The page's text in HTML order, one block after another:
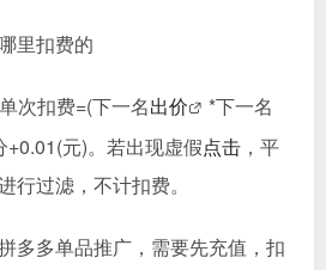
里扣费的
次扣费=(下一名出价
*下一名
+0.01(元)。若出现虚假点击 ，平
行过滤，不计扣费。
多多单品推广，需要先充值，扣